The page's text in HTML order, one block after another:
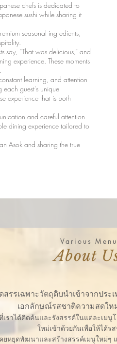
chefs is dedicated to
sushi while sharing it
seasonal ingredients,
say, “That was delicious,” and
experience. These moments
learning, and attention
guest's unique
experience that is both
and careful attention
dining experience tailored to
Asok and sharing the true
Various Menu
About
รรเฉพาะวัตถุดิบนำเข้าจากปร
เอกลักษณ์รสชาติความสดให
าได้คิดค้นและรังสรรค์ในแต่ละเมนู
ใหม่เข้าด้วยกันเพื่อให้ได้ร
ยหยุดพัฒนาและสร้างสรรค์เมนูใหม่